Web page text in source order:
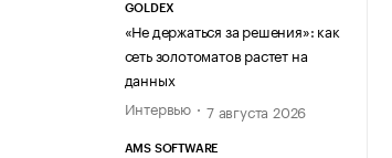
GOLDEX
«Не держаться за решения»: как
сеть золотоматов растет на
данных
Интервью
7 августа 2026
AMS SOFTWARE